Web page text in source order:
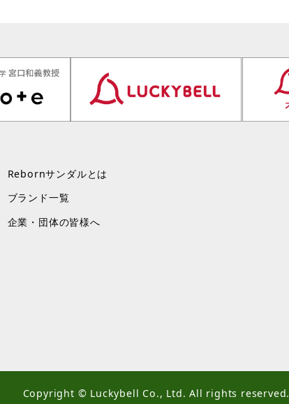
Rebornサンダルとは
ブランド一覧
企業・団体の皆様へ
Copyright © Luckybell Co., Ltd. All rights reserved.